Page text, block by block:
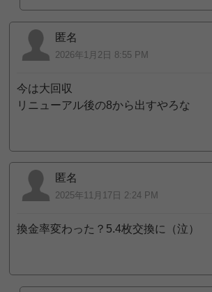
匿名
2026年1月2日 8:55 PM
今は大回収
リニューアル後の8から出すやろな
匿名
2025年11月17日 2:24 PM
換金率変わった？5.4枚交換に（泣）